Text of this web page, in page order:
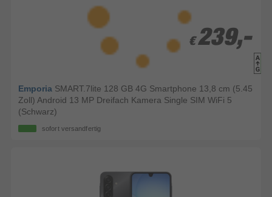
€ 239,-
€ 239,-
Emporia SMART.7lite 128 GB 4G Smartphone 13,8 cm (5.45
Zoll) Android 13 MP Dreifach Kamera Single SIM WiFi 5
(Schwarz)
sofort versandfertig